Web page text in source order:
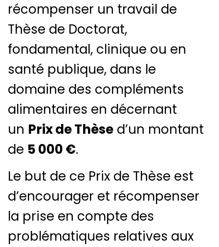
récompenser un travail de
Thèse de Doctorat,
fondamental, clinique ou en
santé publique, dans le
domaine des compléments
alimentaires en décernant
un Prix de Thèse d’un montant
de 5 000 €.
Le but de ce Prix de Thèse est
d’encourager et récompenser
la prise en compte des
problématiques relatives aux